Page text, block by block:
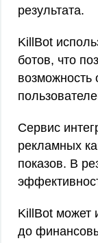
результата.
KillBot
ботов, что
Сервис
рекламных
показов. В
KillBot может
до